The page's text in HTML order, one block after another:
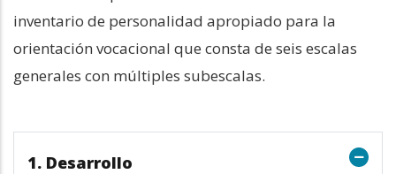
inventario de personalidad apropiado para la
orientación vocacional que consta de seis escalas
generales con múltiples subescalas.
1. Desarrollo